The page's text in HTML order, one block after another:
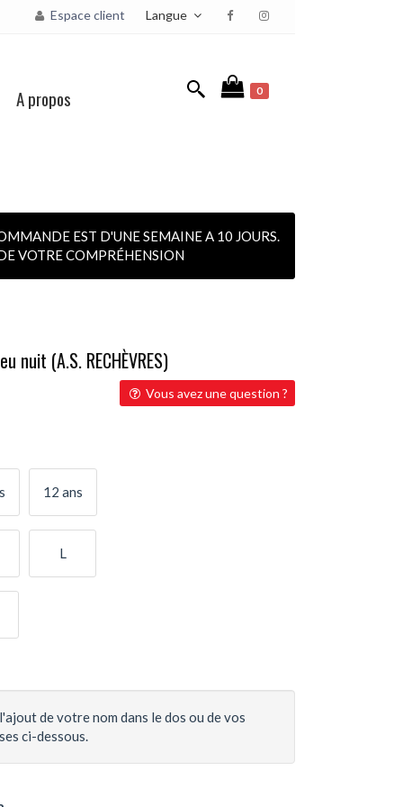
Espace client Langue
A propos 0
EST D'UNE SEMAINE A 10 JOURS.
VOTRE COMPRÉHENSION
nuit (A.S. RECHÈVRES)
Vous avez une question ?
12 ans
L
de votre nom dans le dos ou de vos
ci-dessous.